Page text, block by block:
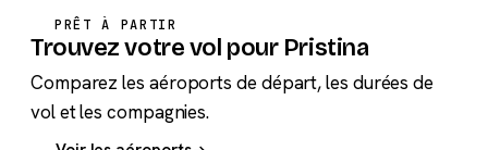
PRÊT À PARTIR
Trouvez votre vol pour Pristina
Comparez les aéroports de départ, les durées de
vol et les compagnies.